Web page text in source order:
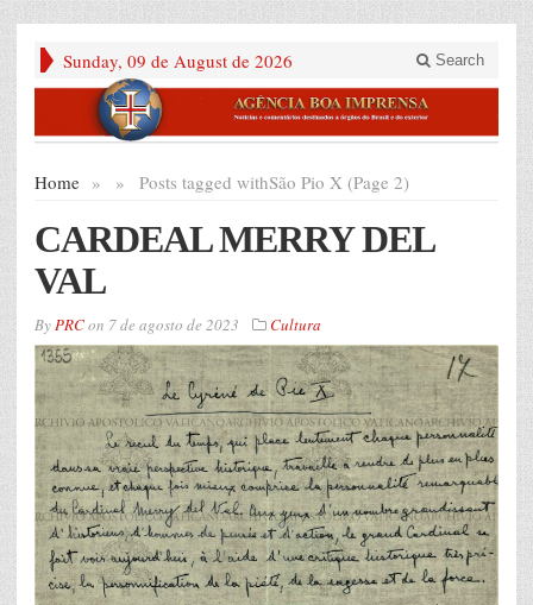
Sunday, 09 de August de 2026 Search
Home » Posts tagged with
» São Pio X (Page 2)
CARDEAL MERRY DEL
VAL
ByPRCon 7 de agosto de 2023 Cultura